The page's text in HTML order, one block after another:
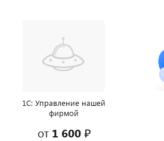
1С: Управление нашей
фирмой
от 1 600 ₽